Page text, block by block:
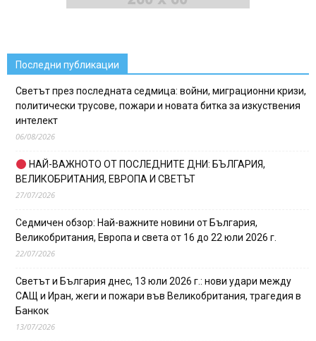
Последни публикации
Светът през последната седмица: войни, миграционни кризи,
политически трусове, пожари и новата битка за изкуствения
интелект
06/08/2026
НАЙ-ВАЖНОТО ОТ ПОСЛЕДНИТЕ ДНИ: БЪЛГАРИЯ,
ВЕЛИКОБРИТАНИЯ, ЕВРОПА И СВЕТЪТ
27/07/2026
Седмичен обзор: Най-важните новини от България,
Великобритания, Европа и света от 16 до 22 юли 2026 г.
22/07/2026
Светът и България днес, 13 юли 2026 г.: нови удари между
САЩ и Иран, жеги и пожари във Великобритания, трагедия в
Банкок
13/07/2026